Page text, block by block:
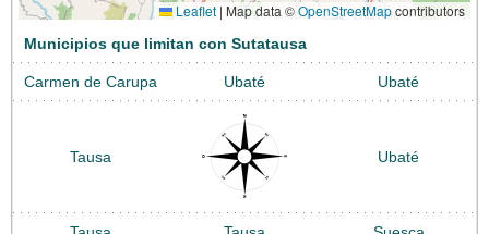
Leaflet | Map data ©OpenStreetMapcontributors
Municipios que limitan con Sutatausa
Carmen de Carupa Ubaté Ubaté
Tausa Ubaté